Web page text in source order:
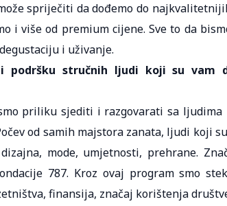
spriječiti da dođemo do
i više od premium cijene. Sve to da
i uživanje.
podršku stručnih ljudi koji su vam
priliku sjediti i razgovarati sa
od samih majstora zanata, ljudi koji
mode, umjetnosti, prehrane.
787. Kroz ovaj program smo
finansija, značaj korištenja